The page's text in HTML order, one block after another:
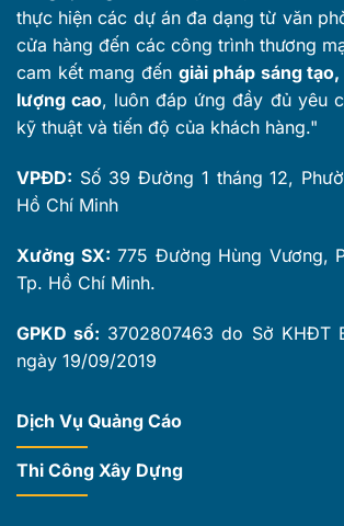
thực hiện các dự án đa dạng từ văn
cửa hàng đến các công trình thương
cam kết mang đến giải pháp sáng
lượng cao, luôn đáp ứng đầy đủ yêu
kỹ thuật và tiến độ của khách hàng."
VPĐD: Số 39 Đường 1 tháng 12,
Hồ Chí Minh
Xưởng SX: 775 Đường Hùng Vương,
Tp. Hồ Chí Minh.
GPKD số: 3702807463 do Sở KHĐT
ngày 19/09/2019
Dịch Vụ Quảng Cáo
Thi Công Xây Dựng